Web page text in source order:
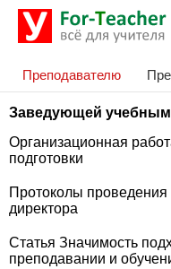
Преподавателю
Заведующей
Организационная
подготовки
Протоколы
директора
Статья Значимость
преподавании и